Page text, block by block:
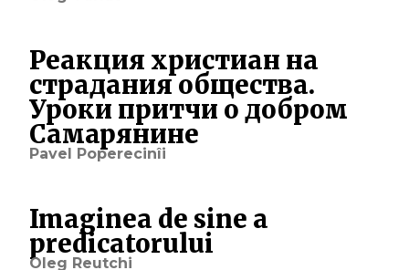
Реакция христиан на
страдания общества.
Уроки притчи о добром
Cамарянине
Pavel Poperecinîi
Imaginea de sine a
predicatorului
Oleg Reutchi